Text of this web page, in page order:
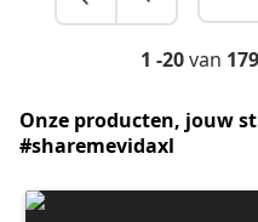
1 -20van 179
Onze producten, jouw
#sharemevidaxl